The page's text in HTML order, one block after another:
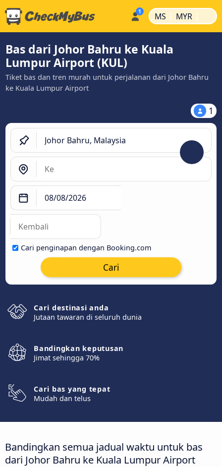
MS | MYR |
Bas dari Johor Bahru ke Kuala
Lumpur Airport (KUL)
Tiket bas dan tren murah untuk perjalanan dari Johor Bahru
ke Kuala Lumpur Airport
1
Cari penginapan dengan Booking.com
Cari
Cari destinasi anda
Jutaan tawaran di seluruh dunia
Bandingkan keputusan
Jimat sehingga 70%
Cari bas yang tepat
Mudah dan telus
Bandingkan semua jadual waktu untuk bas
dari Johor Bahru ke Kuala Lumpur Airport